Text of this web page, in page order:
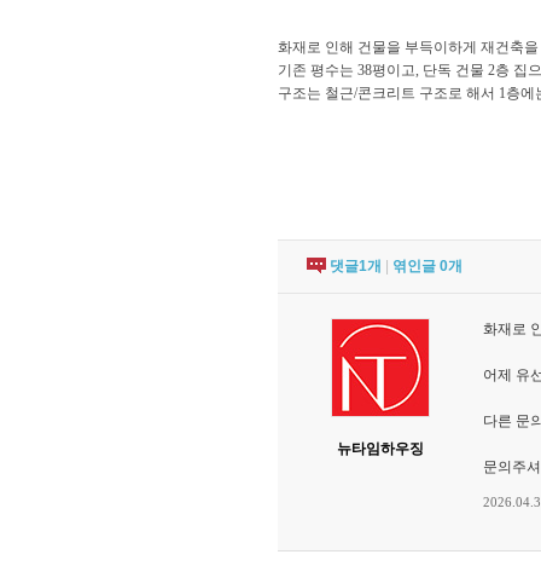
화재로 인해 건물을 부득이하게 재건축
기존 평수는 38평이고, 단독 건물 2층 집
구조는 철근/콘크리트 구조로 해서 1층
댓글1개 엮인글 0개